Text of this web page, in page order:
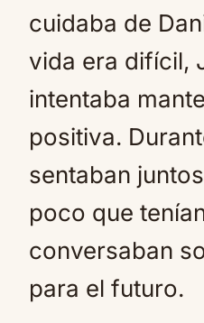
cuidaba de
vida era difícil,
intentaba
positiva.
sentaban
poco que
conversaban
para el futuro.